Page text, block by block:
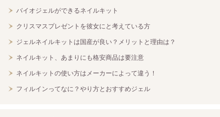
バイオジェルができるネイルキット
クリスマスプレゼントを彼女にと考えている方
ジェルネイルキットは国産が良い？メリットと理由は？
ネイルキット、あまりにも格安商品は要注意
ネイルキットの使い方はメーカーによって違う！
フィルインってなに？やり方とおすすめジェル